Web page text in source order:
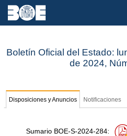
Boletín Oficial del Estado:
de 2024,
Disposiciones y Anuncios Notificaciones
Sumario BOE-S-2024-284: